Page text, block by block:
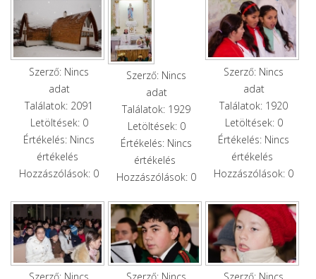
Szerző: Nincs
adat
Találatok: 2091
Letöltések: 0
Értékelés: Nincs
értékelés
Hozzászólások: 0
Szerző: Nincs
adat
Találatok: 1929
Letöltések: 0
Értékelés: Nincs
értékelés
Hozzászólások: 0
Szerző: Nincs
adat
Találatok: 1920
Letöltések: 0
Értékelés: Nincs
értékelés
Hozzászólások: 0